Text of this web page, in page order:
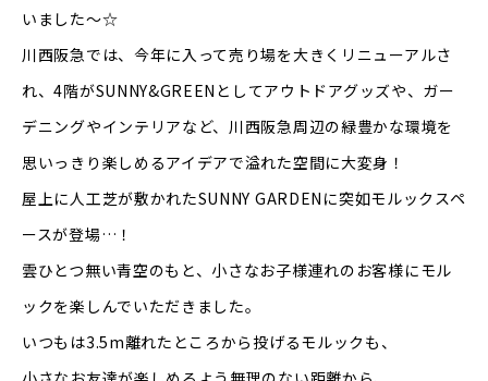
いました〜☆
川西阪急では、今年に入って売り場を大きくリニューアルさ
れ、4階がSUNNY&GREENとしてアウトドアグッズや、ガー
デニングやインテリアなど、川西阪急周辺の緑豊かな環境を
思いっきり楽しめるアイデアで溢れた空間に大変身！
屋上に人工芝が敷かれたSUNNY GARDENに突如モルックスペ
ースが登場…！
雲ひとつ無い青空のもと、小さなお子様連れのお客様にモル
ックを楽しんでいただきました。
いつもは3.5m離れたところから投げるモルックも、